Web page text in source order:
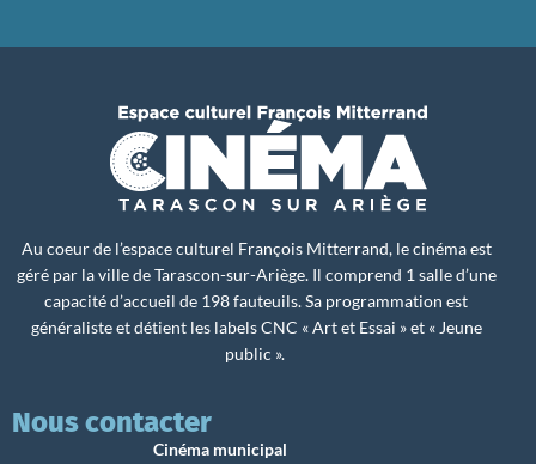
Au coeur de l’espace culturel François Mitterrand, le cinéma est
géré par la ville de Tarascon-sur-Ariège. Il comprend 1 salle d’une
capacité d’accueil de 198 fauteuils. Sa programmation est
généraliste et détient les labels CNC « Art et Essai » et « Jeune
public ».
Nous contacter
Cinéma municipal